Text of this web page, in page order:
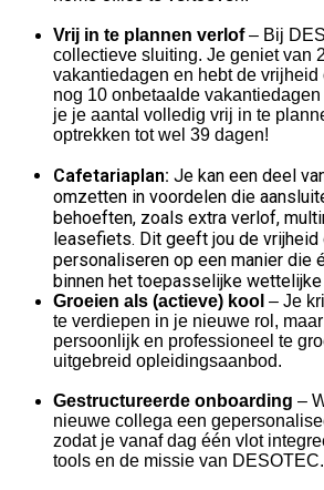
Vrij in te plannen verlof– Bij
collectieve sluiting. Je geniet van
vakantiedagen en hebt de vrijheid
nog 10 onbetaalde
je je aantal volledig vrij in te
optrekken tot wel 39 dagen!
Cafetariaplan: Je kan een deel
omzetten in voordelen die
behoeften, zoals extra verlof,
leasefiets. Dit geeft jou de
personaliseren op een manier die
binnen het toepasselijke wettelijke
Groeien als (actieve) kool – Je
te verdiepen in je nieuwe rol,
persoonlijk en professioneel te
uitgebreid opleidingsaanbod.
Gestructureerde onboarding –
nieuwe collega een
zodat je vanaf dag één vlot
tools en de missie van DESOTEC.